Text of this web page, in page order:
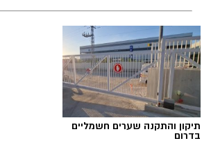
תיקון והתקנה שערים חשמליים
בדרום